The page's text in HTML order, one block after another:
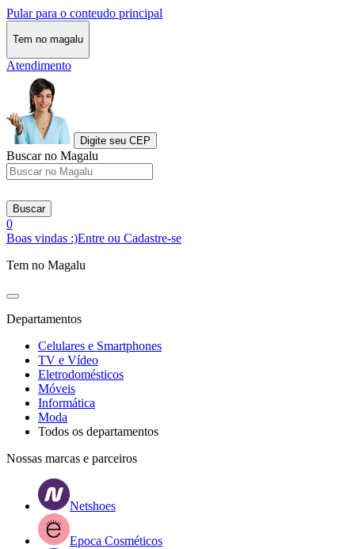
Pular para o conteudo principal
Tem no magalu
Atendimento
Digite seu CEP
Buscar no Magalu
Buscar
0
Boas vindas :)Entre ou Cadastre-se
Tem no Magalu
Departamentos
Celulares e Smartphones
TV e Vídeo
Eletrodomésticos
Móveis
Informática
Moda
Todos os departamentos
Nossas marcas e parceiros
Netshoes
Epoca Cosméticos